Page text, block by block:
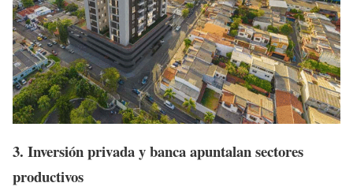
3. Inversión privada y banca apuntalan sectores
productivos